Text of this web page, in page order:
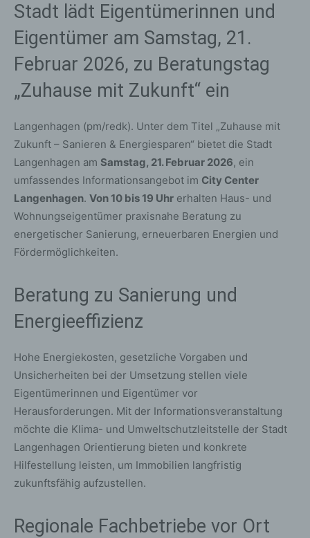
Stadt lädt Eigentümerinnen und
Eigentümer am Samstag, 21.
Februar 2026, zu Beratungstag
„Zuhause mit Zukunft“ ein
Langenhagen (pm/redk). Unter dem Titel „Zuhause mit
Zukunft – Sanieren & Energiesparen“ bietet die Stadt
Langenhagen am Samstag, 21. Februar 2026, ein
umfassendes Informationsangebot im City Center
Langenhagen. Von 10 bis 19 Uhr erhalten Haus- und
Wohnungseigentümer praxisnahe Beratung zu
energetischer Sanierung, erneuerbaren Energien und
Fördermöglichkeiten.
Beratung zu Sanierung und
Energieeffizienz
Hohe Energiekosten, gesetzliche Vorgaben und
Unsicherheiten bei der Umsetzung stellen viele
Eigentümerinnen und Eigentümer vor
Herausforderungen. Mit der Informationsveranstaltung
möchte die Klima- und Umweltschutzleitstelle der Stadt
Langenhagen Orientierung bieten und konkrete
Hilfestellung leisten, um Immobilien langfristig
zukunftsfähig aufzustellen.
Regionale Fachbetriebe vor Ort